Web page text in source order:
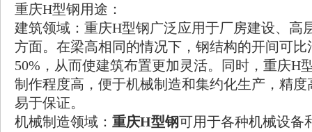
重庆H型钢用途：
建筑领域：重庆H型钢广泛应用于厂房建设、高
方面。在梁高相同的情况下，钢结构的开间可
50%，从而使建筑布置更加灵活。同时，重庆H
制作程度高，便于机械制造和集约化生产，精
易于保证。
机械制造领域： 重庆H型钢可用于各种机械设备